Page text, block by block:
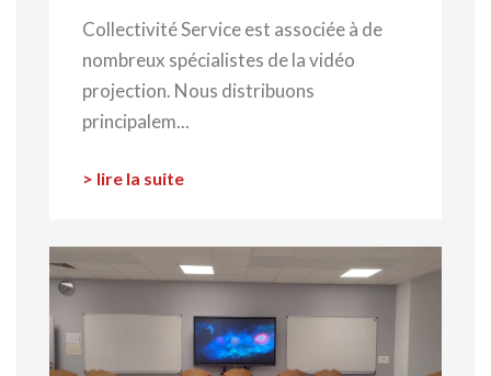
Collectivité Service est associée à de
nombreux spécialistes de la vidéo
projection. Nous distribuons
principalem...
> lire la suite